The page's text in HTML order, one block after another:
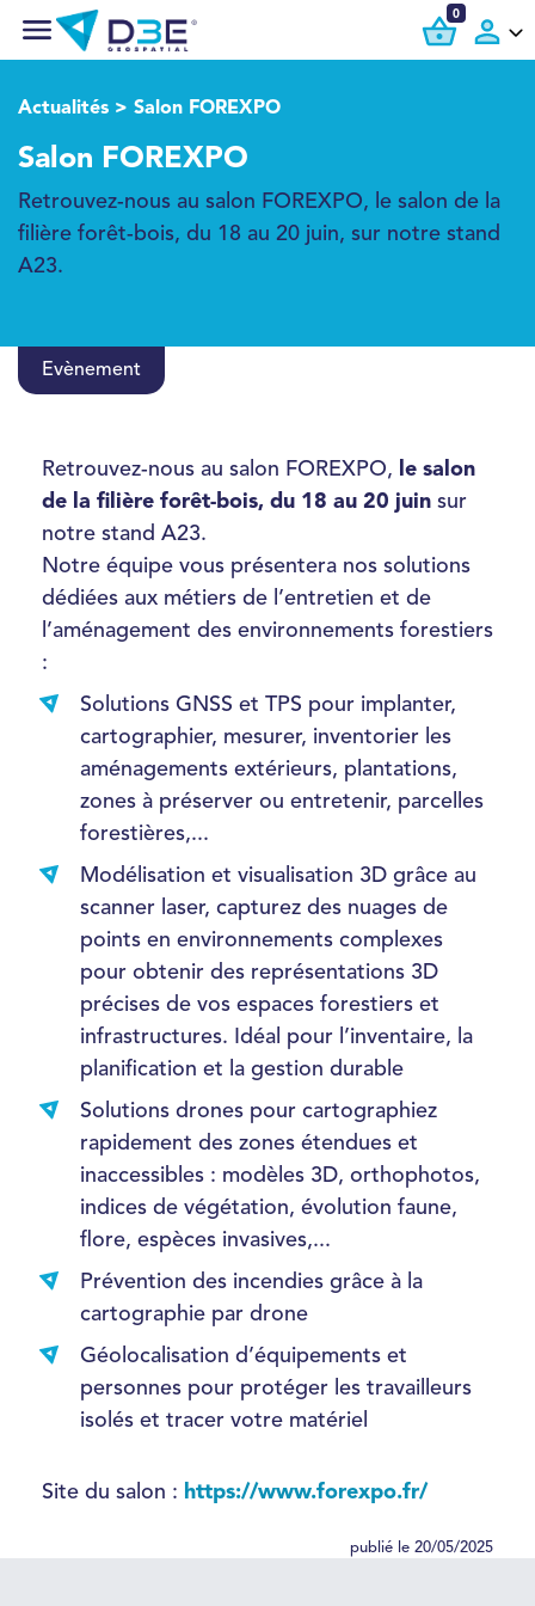
0
Actualités > Salon FOREXPO
Salon FOREXPO
Retrouvez-nous au salon FOREXPO, le salon de la
filière forêt-bois, du 18 au 20 juin, sur notre stand
A23.
Evènement
Retrouvez-nous au salon FOREXPO, le salon
de la filière forêt-bois, du 18 au 20 juin sur
notre stand A23.
Notre équipe vous présentera nos solutions
dédiées aux métiers de l’entretien et de
l’aménagement des environnements forestiers
:
Solutions GNSS et TPS pour implanter,
cartographier, mesurer, inventorier les
aménagements extérieurs, plantations,
zones à préserver ou entretenir, parcelles
forestières,...
Modélisation et visualisation 3D grâce au
scanner laser, capturez des nuages de
points en environnements complexes
pour obtenir des représentations 3D
précises de vos espaces forestiers et
infrastructures. Idéal pour l’inventaire, la
planification et la gestion durable
Solutions drones pour cartographiez
rapidement des zones étendues et
inaccessibles : modèles 3D, orthophotos,
indices de végétation, évolution faune,
flore, espèces invasives,...
Prévention des incendies grâce à la
cartographie par drone
Géolocalisation d’équipements et
personnes pour protéger les travailleurs
isolés et tracer votre matériel
Site du salon : https://www.forexpo.fr/
publié le 20/05/2025